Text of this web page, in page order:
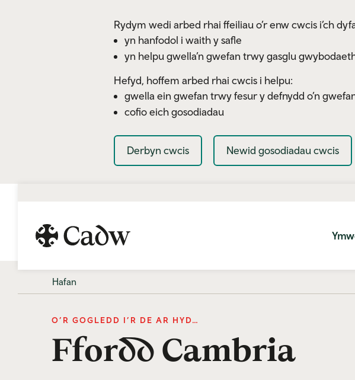
Rydym wedi arbed rhai ffeiliau o’r enw cwcis i’ch
yn hanfodol i waith y safle
yn helpu gwella’n gwefan trwy gasglu
Hefyd, hoffem arbed rhai cwcis i helpu:
gwella ein gwefan trwy fesur y defnydd o’n
cofio eich gosodiadau
Derbyn cwcis Newid gosodiadau cwcis
Hafan
O’R GOGLEDD I’R DE AR HYD…
Ffordd Cambria